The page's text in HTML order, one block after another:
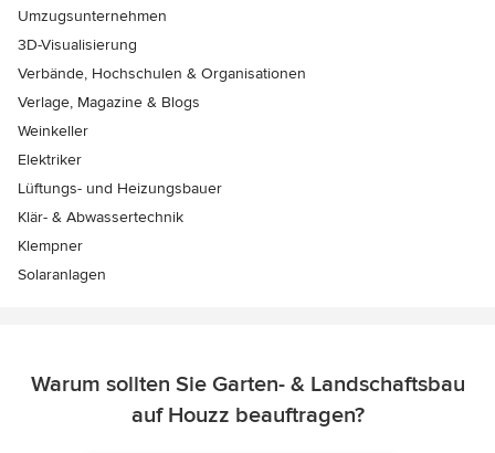
Umzugsunternehmen
3D-Visualisierung
Verbände, Hochschulen & Organisationen
Verlage, Magazine & Blogs
Weinkeller
Elektriker
Lüftungs- und Heizungsbauer
Klär- & Abwassertechnik
Klempner
Solaranlagen
Warum sollten Sie Garten- & Landschaftsbau
auf Houzz beauftragen?